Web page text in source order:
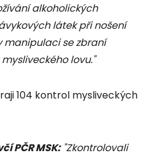
alkoholických
látek při nošení
manipulaci se zbraní
lovu."
104 kontrol mysliveckých
PČR MSK:"Zkontrolovali